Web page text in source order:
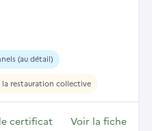
(au détail)
la restauration collective
certificat Voir la fiche